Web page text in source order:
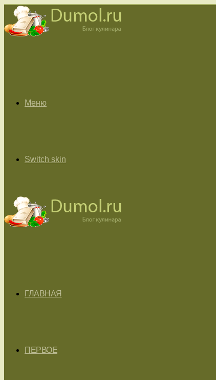
Меню
Switch skin
ГЛАВНАЯ
ПЕРВОЕ